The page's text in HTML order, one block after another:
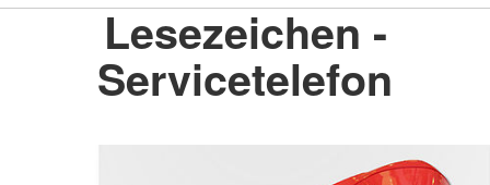
Lesezeichen -
Servicetelefon